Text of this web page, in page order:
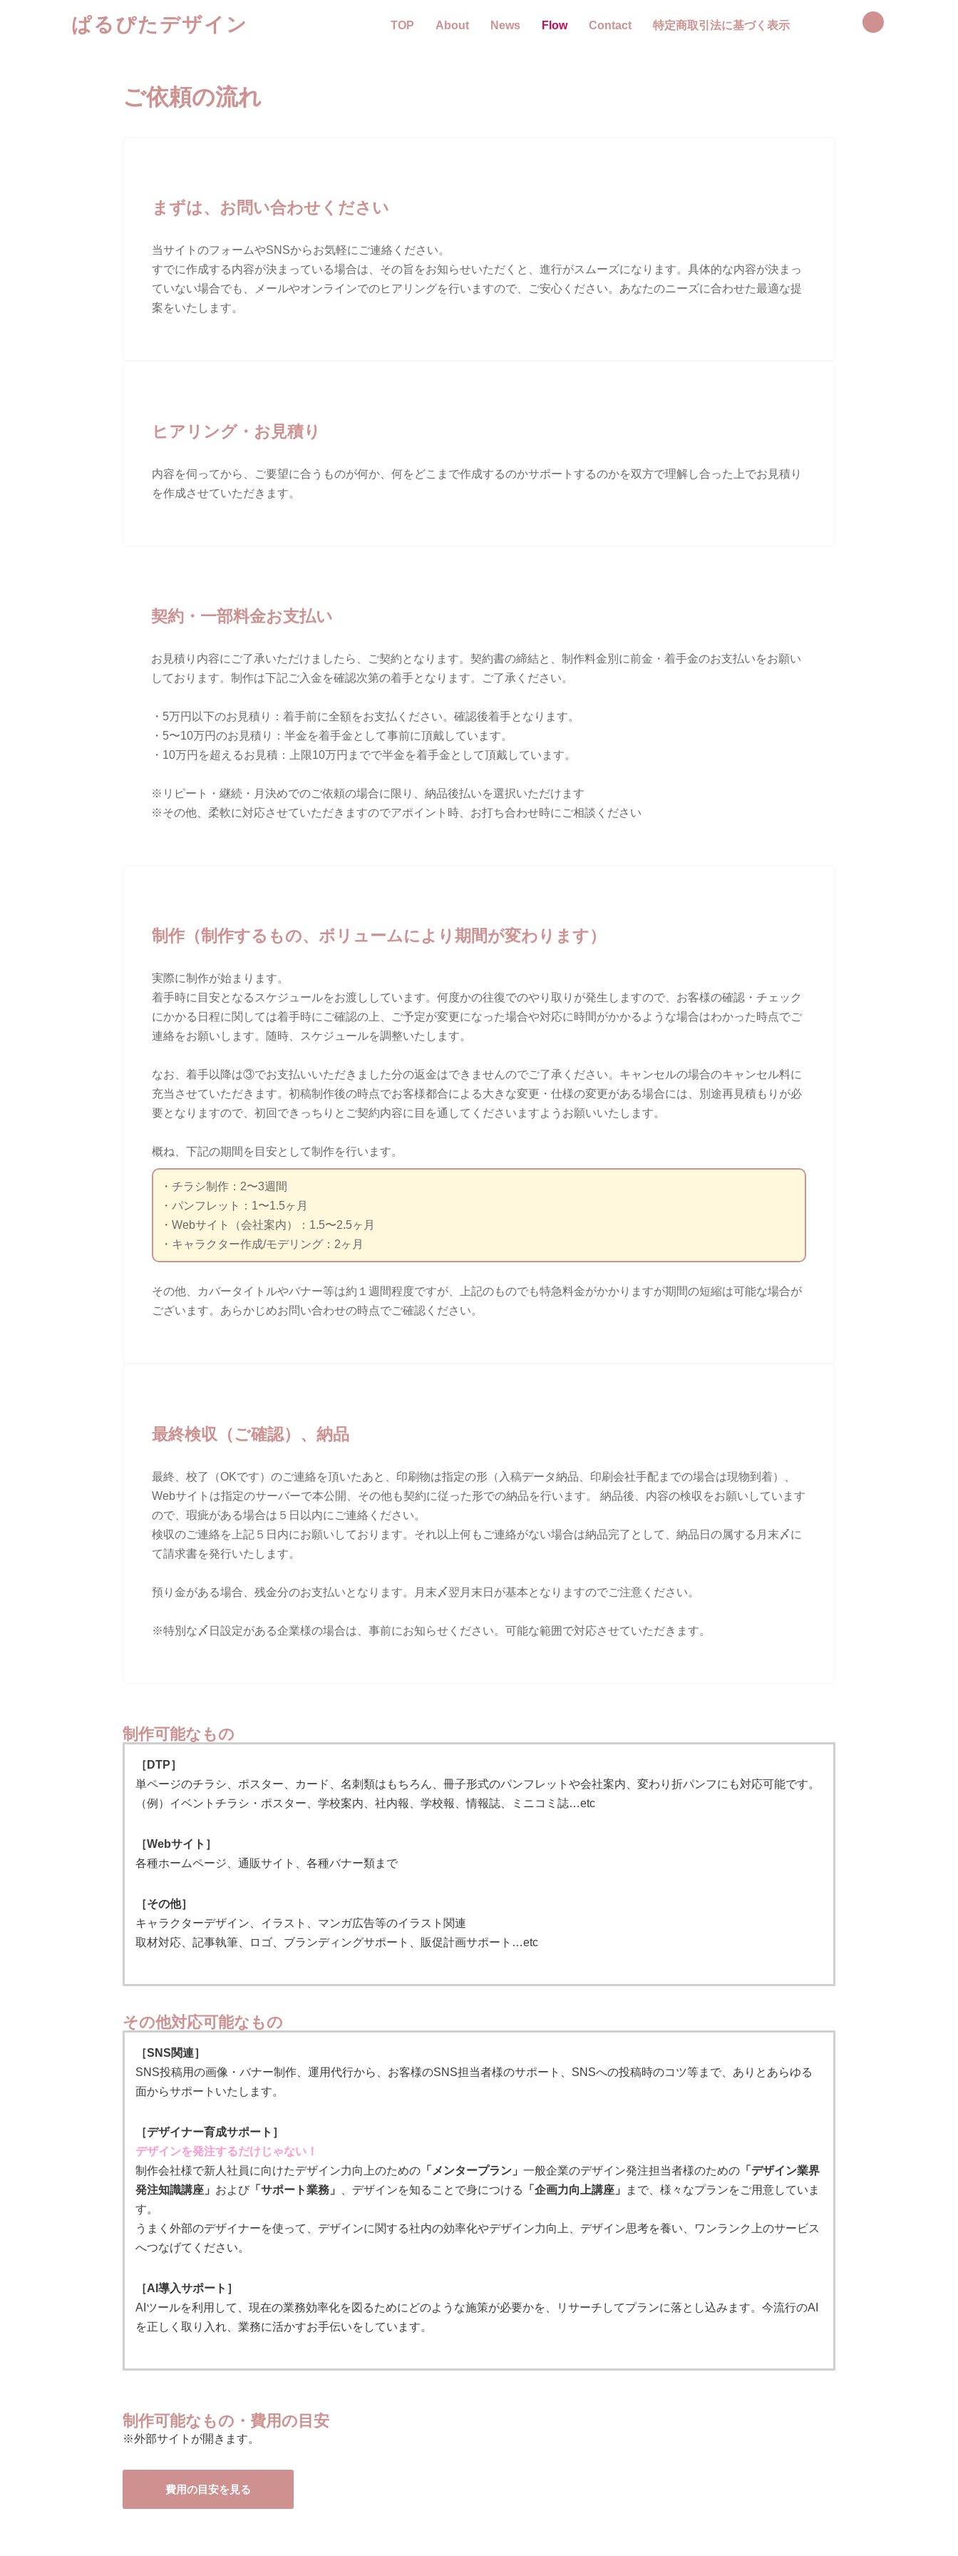
ぱるぴたデザイン TOP About News Flow Contact 特定商取引法に基づく表示
ご依頼の流れ
まずは、お問い合わせください
当サイトのフォームやSNSからお気軽にご連絡ください。
すでに作成する内容が決まっている場合は、その旨をお知らせいただくと、進行がスムーズになります。具体的な内容が決まっ
ていない場合でも、メールやオンラインでのヒアリングを行いますので、ご安心ください。あなたのニーズに合わせた最適な提
案をいたします。
ヒアリング・お見積り
内容を伺ってから、ご要望に合うものが何か、何をどこまで作成するのかサポートするのかを双方で理解し合った上でお見積り
を作成させていただきます。
契約・一部料金お支払い
お見積り内容にご了承いただけましたら、ご契約となります。契約書の締結と、制作料金別に前金・着手金のお支払いをお願い
しております。制作は下記ご入金を確認次第の着手となります。ご了承ください。
・5万円以下のお見積り：着手前に全額をお支払ください。確認後着手となります。
・5〜10万円のお見積り：半金を着手金として事前に頂戴しています。
・10万円を超えるお見積：上限10万円までで半金を着手金として頂戴しています。
※リピート・継続・月決めでのご依頼の場合に限り、納品後払いを選択いただけます
※その他、柔軟に対応させていただきますのでアポイント時、お打ち合わせ時にご相談ください
制作（制作するもの、ボリュームにより期間が変わります）
実際に制作が始まります。
着手時に目安となるスケジュールをお渡ししています。何度かの往復でのやり取りが発生しますので、お客様の確認・チェック
にかかる日程に関しては着手時にご確認の上、ご予定が変更になった場合や対応に時間がかかるような場合はわかった時点でご
連絡をお願いします。随時、スケジュールを調整いたします。
なお、着手以降は③でお支払いいただきました分の返金はできませんのでご了承ください。キャンセルの場合のキャンセル料に
充当させていただきます。初稿制作後の時点でお客様都合による大きな変更・仕様の変更がある場合には、別途再見積もりが必
要となりますので、初回できっちりとご契約内容に目を通してくださいますようお願いいたします。
概ね、下記の期間を目安として制作を行います。
・チラシ制作：2〜3週間
・パンフレット：1〜1.5ヶ月
・Webサイト（会社案内）：1.5〜2.5ヶ月
・キャラクター作成/モデリング：2ヶ月
その他、カバータイトルやバナー等は約１週間程度ですが、上記のものでも特急料金がかかりますが期間の短縮は可能な場合が
ございます。あらかじめお問い合わせの時点でご確認ください。
最終検収（ご確認）、納品
最終、校了（OKです）のご連絡を頂いたあと、印刷物は指定の形（入稿データ納品、印刷会社手配までの場合は現物到着）、
Webサイトは指定のサーバーで本公開、その他も契約に従った形での納品を行います。 納品後、内容の検収をお願いしています
ので、瑕疵がある場合は５日以内にご連絡ください。
検収のご連絡を上記５日内にお願いしております。それ以上何もご連絡がない場合は納品完了として、納品日の属する月末〆に
て請求書を発行いたします。
預り金がある場合、残金分のお支払いとなります。月末〆翌月末日が基本となりますのでご注意ください。
※特別な〆日設定がある企業様の場合は、事前にお知らせください。可能な範囲で対応させていただきます。
制作可能なもの
［DTP］
単ページのチラシ、ポスター、カード、名刺類はもちろん、冊子形式のパンフレットや会社案内、変わり折パンフにも対応可能です。
（例）イベントチラシ・ポスター、学校案内、社内報、学校報、情報誌、ミニコミ誌…etc
［Webサイト］
各種ホームページ、通販サイト、各種バナー類まで
［その他］
キャラクターデザイン、イラスト、マンガ広告等のイラスト関連
取材対応、記事執筆、ロゴ、ブランディングサポート、販促計画サポート…etc
その他対応可能なもの
［SNS関連］
SNS投稿用の画像・バナー制作、運用代行から、お客様のSNS担当者様のサポート、SNSへの投稿時のコツ等まで、ありとあらゆる
面からサポートいたします。
［デザイナー育成サポート］
デザインを発注するだけじゃない！
制作会社様で新人社員に向けたデザイン力向上のための 「メンタープラン」 一般企業のデザイン発注担当者様のための 「デザイン業界
発注知識講座」 および 「サポート業務」 、デザインを知ることで身につける 「企画力向上講座」
まで、様々なプランをご用意していま
す。
うまく外部のデザイナーを使って、デザインに関する社内の効率化やデザイン力向上、デザイン思考を養い、ワンランク上のサービス
へつなげてください。
［AI導入サポート］
AIツールを利用して、現在の業務効率化を図るためにどのような施策が必要かを、リサーチしてプランに落とし込みます。今流行のAI
を正しく取り入れ、業務に活かすお手伝いをしています。
制作可能なもの・費用の目安
※外部サイトが開きます。
費用の目安を見る